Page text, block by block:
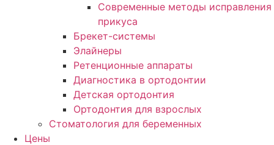
Современные методы исправления
прикуса
Брекет-системы
Элайнеры
Ретенционные аппараты
Диагностика в ортодонтии
Детская ортодонтия
Ортодонтия для взрослых
Стоматология для беременных
Цены